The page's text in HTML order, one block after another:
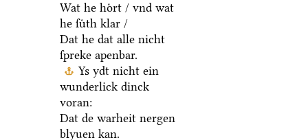
Wat he hoͤrt / vnd wat
he ſuͤth klar /
Dat he dat alle nicht
ſpreke apenbar.
Ys ydt nicht ein
wunderlick dinck
voran:
Dat de warheit nergen
blyuen kan.